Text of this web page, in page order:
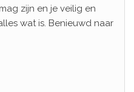
zijn en je veilig en
wat is. Benieuwd naar